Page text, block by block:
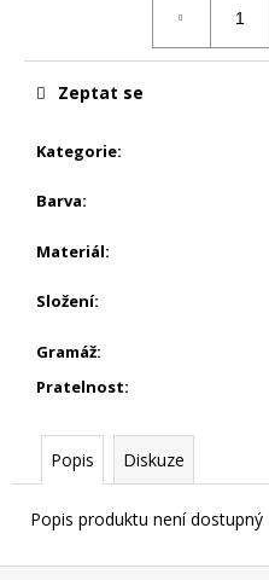
Kategorie:
Barva:
Materiál:
Složení:
Gramáž:
Pratelnost:
Zeptat se
Popis Diskuze
Popis produktu není dostupný
390